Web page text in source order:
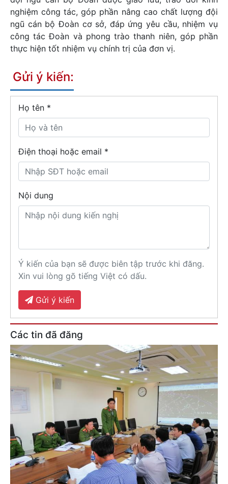
nghiệm công tác, góp phần nâng cao chất lượng đội
ngũ cán bộ Đoàn cơ sở, đáp ứng yêu cầu, nhiệm vụ
công tác Đoàn và phong trào thanh niên, góp phần
thực hiện tốt nhiệm vụ chính trị của đơn vị.
Gửi ý kiến:
Họ tên *
Điện thoại hoặc email *
Nội dung
Ý kiến của bạn sẽ được biên tập trước khi đăng.
Xin vui lòng gõ tiếng Việt có dấu.
Gửi ý kiến
Các tin đã đăng